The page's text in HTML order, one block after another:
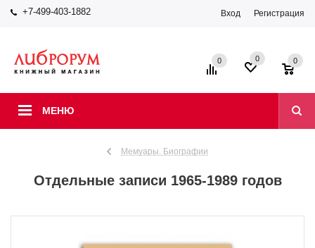
+7-499-403-1882 Вход Регистрация
МЕНЮ
0 0 0
Мемуары. Биографии
Отдельные записи 1965-1989 годов